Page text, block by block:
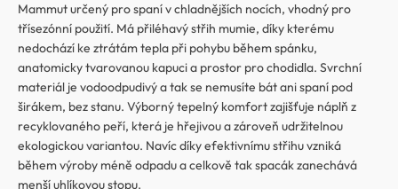
Mammut určený pro spaní v chladnějších nocích, vhodný pro
třísezónní použití. Má přiléhavý střih mumie, díky kterému
nedochází ke ztrátám tepla při pohybu během spánku,
anatomicky tvarovanou kapuci a prostor pro chodidla. Svrchní
materiál je vodoodpudivý a tak se nemusíte bát ani spaní pod
širákem, bez stanu. Výborný tepelný komfort zajišťuje náplň z
recyklovaného peří, která je hřejivou a zároveň udržitelnou
ekologickou variantou. Navíc díky efektivnímu střihu vzniká
během výroby méně odpadu a celkově tak spacák zanechává
menší uhlíkovou stopu.